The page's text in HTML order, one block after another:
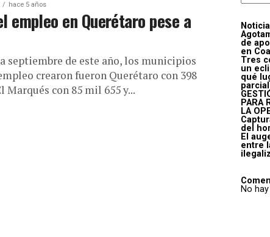
hace 5 años
empleo en Querétaro pese a
septiembre de este año, los municipios
crearon fueron Querétaro con 398
Marqués con 85 mil 655 y...
de
en
Tres
un
qué
PARA
LA
del
El
entre
No